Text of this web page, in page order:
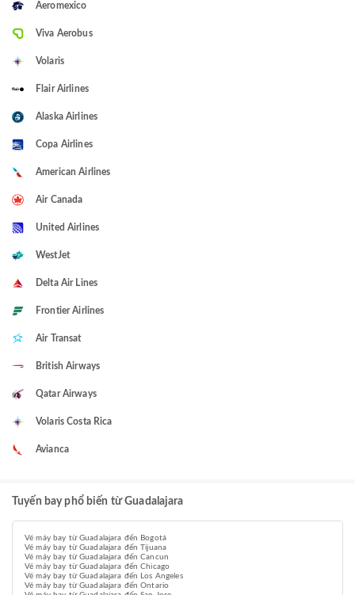
Aeromexico
Viva Aerobus
Volaris
Flair Airlines
Alaska Airlines
Copa Airlines
American Airlines
Air Canada
United Airlines
WestJet
Delta Air Lines
Frontier Airlines
Air Transat
British Airways
Qatar Airways
Volaris Costa Rica
Avianca
Tuyến bay phổ biến từ Guadalajara
Vé máy bay từ Guadalajara đến Bogotá
Vé máy bay từ Guadalajara đến Tijuana
Vé máy bay từ Guadalajara đến Cancun
Vé máy bay từ Guadalajara đến Chicago
Vé máy bay từ Guadalajara đến Los Angeles
Vé máy bay từ Guadalajara đến Ontario